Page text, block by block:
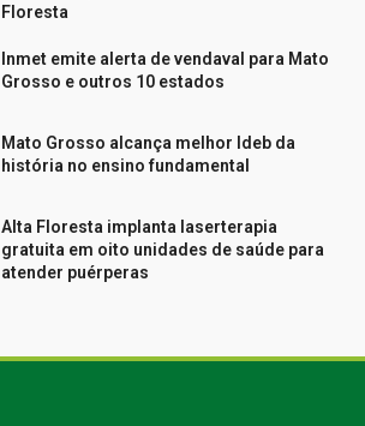
Floresta
Inmet emite alerta de vendaval para Mato
Grosso e outros 10 estados
Mato Grosso alcança melhor Ideb da
história no ensino fundamental
Alta Floresta implanta laserterapia
gratuita em oito unidades de saúde para
atender puérperas